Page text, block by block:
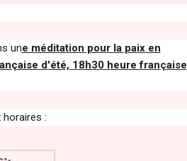
une méditation pour la paix en
d'été, 18h30 heure française
: